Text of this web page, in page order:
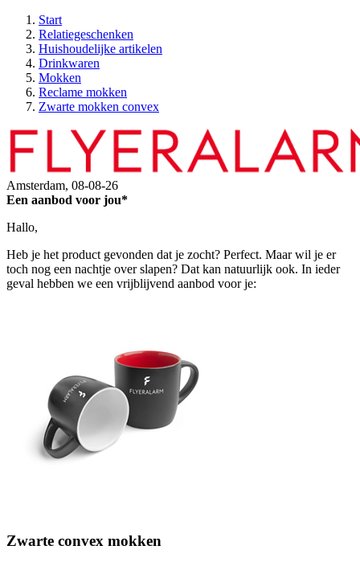
Start
Relatiegeschenken
Huishoudelijke artikelen
Drinkwaren
Mokken
Reclame mokken
Zwarte mokken convex
Amsterdam, 08-08-26
Een aanbod voor jou*
Hallo,
Heb je het product gevonden dat je zocht? Perfect. Maar wil je er
toch nog een nachtje over slapen? Dat kan natuurlijk ook. In ieder
geval hebben we een vrijblijvend aanbod voor je:
Zwarte convex mokken